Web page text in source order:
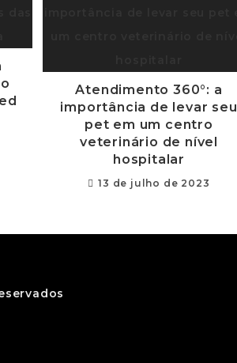
Atendimento 360°: a
importância de levar seu
pet em um centro
veterinário de nível
hospitalar
13 de julho de 2023